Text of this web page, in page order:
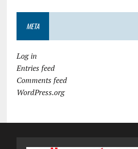
META
Log in
Entries feed
Comments feed
WordPress.org